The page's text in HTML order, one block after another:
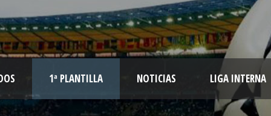
1ª PLANTILLA NOTICIAS LIGA INTERNA